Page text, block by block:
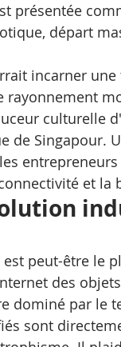
présentée
départ
incarner
rayonnement
culturelle
de Singapour.
et la
peut-être le
des
dominé par le
sont